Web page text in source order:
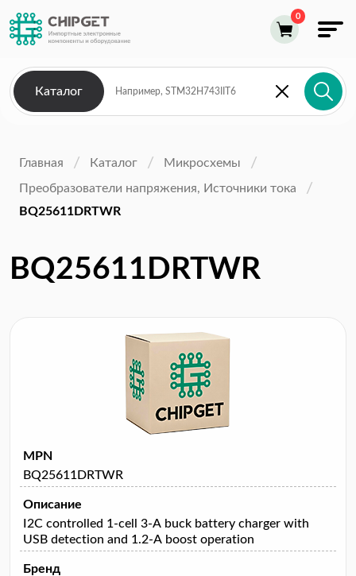
Каталог
Главная Каталог
Микросхемы
Преобразователи напряжения, Источники тока
BQ25611DRTWR
BQ25611DRTWR
MPN
BQ25611DRTWR
Описание
I2C controlled 1-cell 3-A buck battery charger with
USB detection and 1.2-A boost operation
Бренд